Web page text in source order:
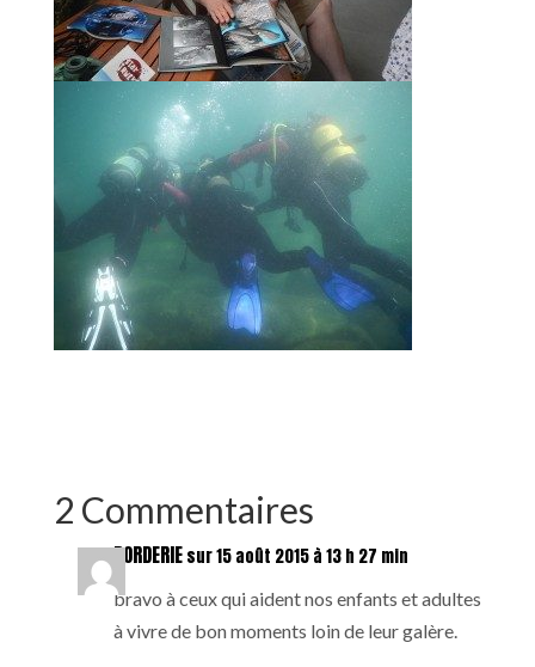
2 Commentaires
BORDERIE sur 15 août 2015 à 13 h 27 min
bravo à ceux qui aident nos enfants et adultes
à vivre de bon moments loin de leur galère.